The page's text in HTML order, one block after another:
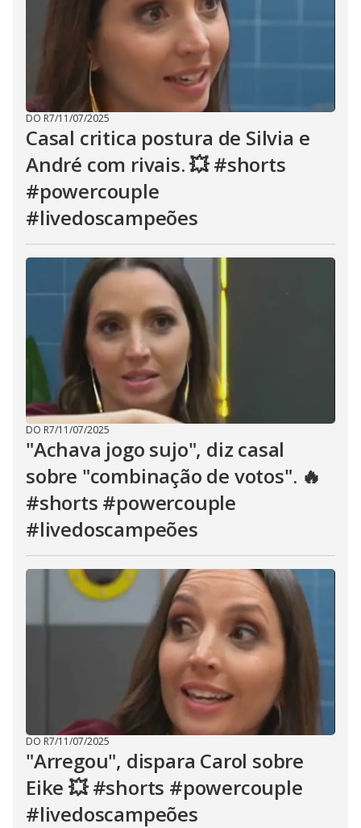
DO R7/11/07/2025
Casal critica postura de Silvia e
André com rivais. 💥 #shorts
#powercouple
#livedoscampeões
DO R7/11/07/2025
"Achava jogo sujo", diz casal
sobre "combinação de votos". 🔥
#shorts #powercouple
#livedoscampeões
DO R7/11/07/2025
"Arregou", dispara Carol sobre
Eike 💥 #shorts #powercouple
#livedoscampeões